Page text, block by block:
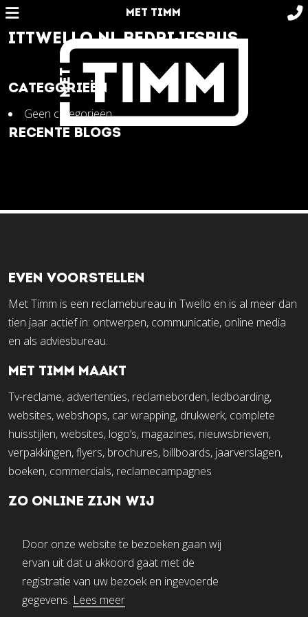
Door onze website te bezoeken gaan wij
ervan uit dat u akkoord gaat met de
registratie van uw bezoek en ingevoerde
gegevens. Lees meer
MET TIMM
ITTWELLO.NL BEDRIJFSBUS
CATEGORIEËN
Geen categorieën
RECENTE BLOGS
EVEN VOORSTELLEN
Met Timm is een reclamebureau in Twello en is al meer dan
tien jaar actief in: ontwerpen, communicatie, online media
en als adviesbureau.
MET TIMM MAAKT
Tv-reclame, advertenties, reclameborden, ledboarding,
websites, webshops, car wrapping, drukwerk, complete
huisstijlen, websites, logo’s, magazines, nieuwsbrieven,
verpakkingen, flyers, brochures, billboards, jaarverslagen,
boeken, commercials, reclamecampagnes
ZO ONLINE ZIJN WIJ